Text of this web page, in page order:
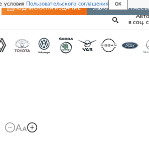
условия Пользовательского соглашения OK
ПОДПИСКА НА ИЗДАНИЕ ВКЛЮЧИТЬ
в соц.